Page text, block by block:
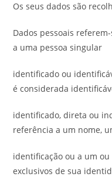
Os seus dados são
Dados pessoais
a uma pessoa singular
identificado ou
é considerada
identificado, direta ou
referência a um nome,
identificação ou a um
exclusivos de sua